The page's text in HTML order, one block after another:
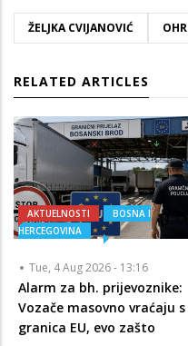
ŽELJKA CVIJANOVIĆ OHR
RELATED ARTICLES
AKTUELNOSTI
BOSNA I
HERCEGOVINA
Tue, 4 Aug 2026 - 13:16
Alarm za bh. prijevoznike:
Vozače masovno vraćaju s
granica EU, evo zašto